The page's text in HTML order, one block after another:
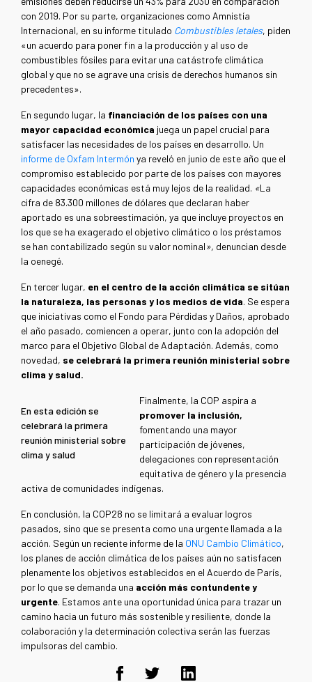
con 2019. Por su parte, organizaciones como Amnistía
Internacional, en su informe titulado Combustibles letales, piden
«un acuerdo para poner fin a la producción y al uso de
combustibles fósiles para evitar una catástrofe climática
global y que no se agrave una crisis de derechos humanos sin
precedentes».
En segundo lugar, la financiación de los países con una
mayor capacidad económica juega un papel crucial para
satisfacer las necesidades de los países en desarrollo. Un
informe de Oxfam Intermón ya reveló en junio de este año que el
compromiso establecido por parte de los países con mayores
capacidades económicas está muy lejos de la realidad. «La
cifra de 83.300 millones de dólares que declaran haber
aportado es una sobreestimación, ya que incluye proyectos en
los que se ha exagerado el objetivo climático o los préstamos
se han contabilizado según su valor nominal», denuncian desde
la oenegé.
En tercer lugar, en el centro de la acción climática se sitúan
la naturaleza, las personas y los medios de vida. Se espera
que iniciativas como el Fondo para Pérdidas y Daños, aprobado
el año pasado, comiencen a operar, junto con la adopción del
marco para el Objetivo Global de Adaptación. Además, como
novedad, se celebrará la primera reunión ministerial sobre
clima y salud.
En esta edición se
celebrará la primera
reunión ministerial sobre
clima y salud
Finalmente, la COP aspira a
promover la inclusión,
fomentando una mayor
participación de jóvenes,
delegaciones con representación
equitativa de género y la presencia
activa de comunidades indígenas.
En conclusión, la COP28 no se limitará a evaluar logros
pasados, sino que se presenta como una urgente llamada a la
acción. Según un reciente informe de la ONU Cambio Climático,
los planes de acción climática de los países aún no satisfacen
plenamente los objetivos establecidos en el Acuerdo de París,
por lo que se demanda una acción más contundente y
urgente. Estamos ante una oportunidad única para trazar un
camino hacia un futuro más sostenible y resiliente, donde la
colaboración y la determinación colectiva serán las fuerzas
impulsoras del cambio.